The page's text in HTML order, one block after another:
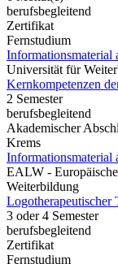
berufsbegleitend
Zertifikat
Fernstudium
Informationsmaterial
Universität für
Kernkompetenzen
2 Semester
berufsbegleitend
Akademischer
Krems
Informationsmaterial
EALW -
Weiterbildung
Logotherapeutischer
3 oder 4 Semester
berufsbegleitend
Zertifikat
Fernstudium